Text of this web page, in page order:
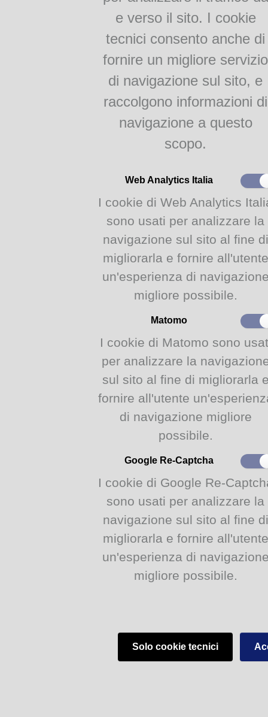
Biblioteca di ALice - Serre del Parco Ducale, 43125 Parma
e verso il sito. I cookie
tecnici consento anche di
fornire un migliore servizio
di navigazione sul sito, e
raccolgono informazioni di
navigazione a questo
scopo.
Web Analytics Italia
I cookie di Web Analytics
sono usati per analizzare la
navigazione sul sito al fine di
migliorarla e fornire all'utente
un'esperienza di
migliore possibile.
Matomo
I cookie di Matomo sono
per analizzare la
sul sito al fine di migliorarla
fornire all'utente
di navigazione migliore
possibile.
Google Re-Captcha
I cookie di Google Re-
sono usati per analizzare la
navigazione sul sito al fine di
migliorarla e fornire all'utente
un'esperienza di
migliore possibile.
Solo cookie tecnici